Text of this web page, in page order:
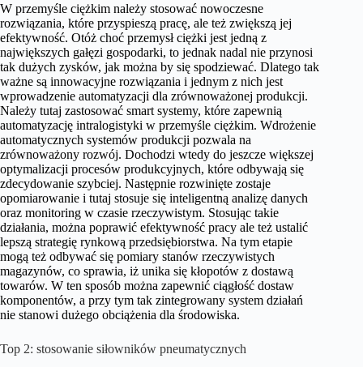
W przemyśle ciężkim należy stosować nowoczesne
rozwiązania, które przyspieszą pracę, ale też zwiększą jej
efektywność. Otóż choć przemysł ciężki jest jedną z
największych gałęzi gospodarki, to jednak nadal nie przynosi
tak dużych zysków, jak można by się spodziewać. Dlatego tak
ważne są innowacyjne rozwiązania i jednym z nich jest
wprowadzenie automatyzacji dla zrównoważonej produkcji.
Należy tutaj zastosować smart systemy, które zapewnią
automatyzację intralogistyki w przemyśle ciężkim. Wdrożenie
automatycznych systemów produkcji pozwala na
zrównoważony rozwój. Dochodzi wtedy do jeszcze większej
optymalizacji procesów produkcyjnych, które odbywają się
zdecydowanie szybciej. Następnie rozwinięte zostaje
opomiarowanie i tutaj stosuje się inteligentną analizę danych
oraz monitoring w czasie rzeczywistym. Stosując takie
działania, można poprawić efektywność pracy ale też ustalić
lepszą strategię rynkową przedsiębiorstwa. Na tym etapie
mogą też odbywać się pomiary stanów rzeczywistych
magazynów, co sprawia, iż unika się kłopotów z dostawą
towarów. W ten sposób można zapewnić ciągłość dostaw
komponentów, a przy tym tak zintegrowany system działań
nie stanowi dużego obciążenia dla środowiska.
Top 2: stosowanie siłowników pneumatycznych